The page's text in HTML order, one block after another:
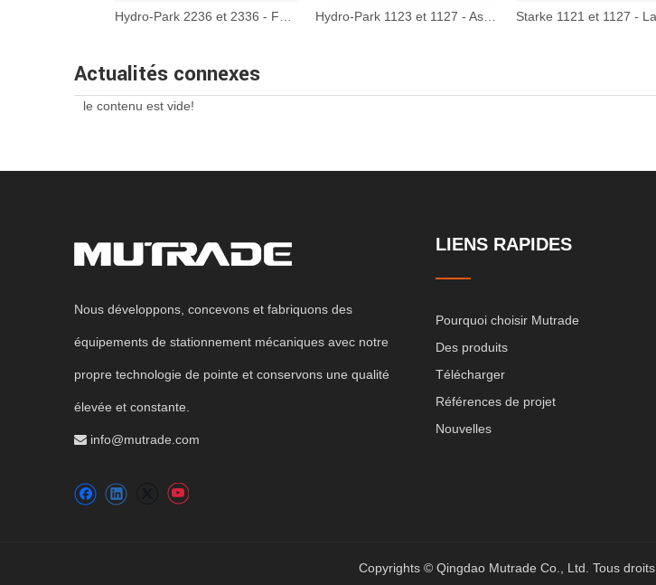
Actualités connexes
le contenu est vide!
Nous développons, concevons et fabriquons des
équipements de stationnement mécaniques avec notre
propre technologie de pointe et conservons une qualité
élevée et constante.
 info@mutrade.com
LIENS RAPIDES
Pourquoi choisir Mutrade
Des produits
Télécharger
Références de projet
Nouvelles
Copyrights © Qingdao Mutrade Co., Ltd. Tous